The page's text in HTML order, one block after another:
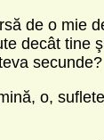
de o mie
decât tine
secunde?
o,